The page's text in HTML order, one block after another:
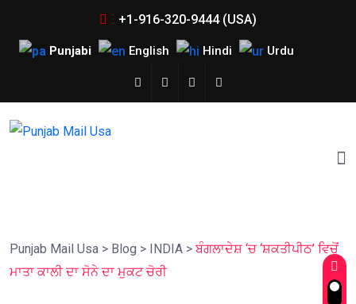
+1-916-320-9444 (USA)
Punjabi English Hindi Urdu
Punjab Mail Usa > Blog > INDIA >ਬੰਗਲਾਦੇਸ਼ ‘ਚ ‘ਸ਼ਕਤੀਪੀਠ’ ਵਿਚੋਂ
ਮਾਤਾ ਕਾਲੀ ਦਾ ਸੋਨੇ ਦਾ ਮੁਕਟ ਚੋਰੀ